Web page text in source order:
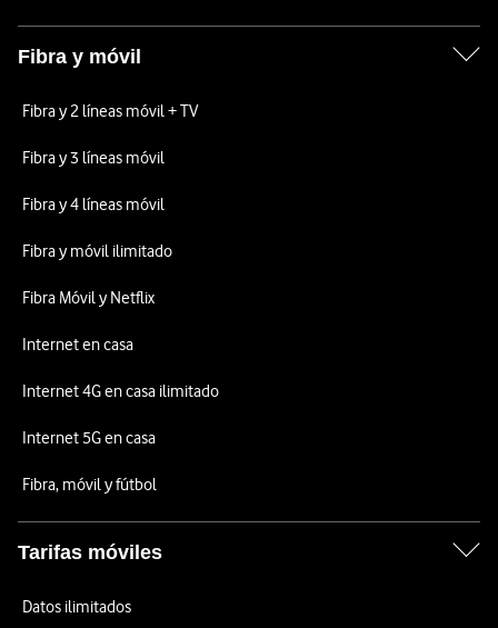
Fibra y móvil
Fibra y 2 líneas móvil + TV
Fibra y 3 líneas móvil
Fibra y 4 líneas móvil
Fibra y móvil ilimitado
Fibra Móvil y Netflix
Internet en casa
Internet 4G en casa ilimitado
Internet 5G en casa
Fibra, móvil y fútbol
Tarifas móviles
Datos ilimitados